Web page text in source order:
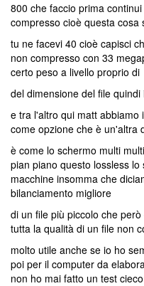
800 che faccio prima
compresso cioè questa cosa
tu ne facevi 40 cioè capisci
non compresso con 33
certo peso a livello proprio di
del dimensione del file
e tra l'altro qui matt abbiamo
come opzione che è un'altra
è come lo schermo multi
pian piano questo lossless
macchine insomma che
bilanciamento migliore
di un file più piccolo che
tutta la qualità di un file non
molto utile anche se io ho
poi per il computer da
non ho mai fatto un test